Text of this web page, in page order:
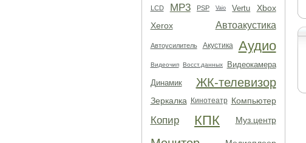
LCD MP3 PSP Vaio Vertu
Xbox
Xerox
Автоакустика
Автоусилитель Акустика Аудио
Видеочип Восст.данных
Видеокамера
Динамик
ЖК-телевизор
Зеркалка Кинотеатр Компьютер
Копир КПК Муз.центр